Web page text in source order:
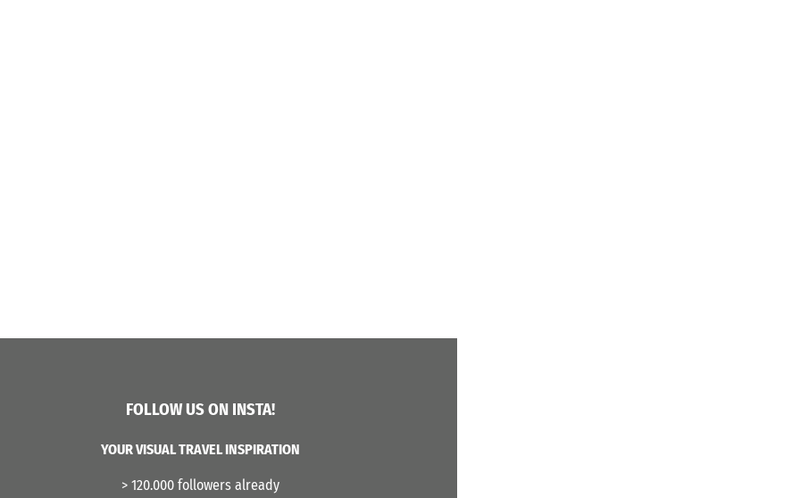
FOLLOW US ON INSTA!
YOUR VISUAL TRAVEL INSPIRATION
> 120.000 followers already